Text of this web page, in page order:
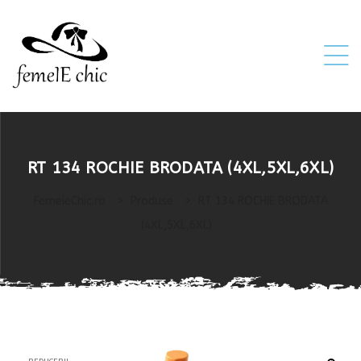
RT 134 ROCHIE BRODATA (4XL,5XL,6XL)
6XL)